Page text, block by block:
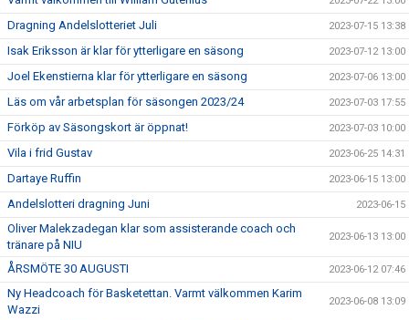
Dragning Andelslotteriet Juli 2023-07-15 13:38
Isak Eriksson är klar för ytterligare en säsong 2023-07-12 13:00
Joel Ekenstierna klar för ytterligare en säsong 2023-07-06 13:00
Läs om vår arbetsplan för säsongen 2023/24 2023-07-03 17:55
Förköp av Säsongskort är öppnat! 2023-07-03 10:00
Vila i frid Gustav 2023-06-25 14:31
Dartaye Ruffin 2023-06-15 13:00
Andelslotteri dragning Juni 2023-06-15
Oliver Malekzadegan klar som assisterande coach och
tränare på NIU
2023-06-13 13:00
ÅRSMÖTE 30 AUGUSTI 2023-06-12 07:46
Ny Headcoach för Basketettan. Varmt välkommen Karim
Wazzi
2023-06-08 13:09